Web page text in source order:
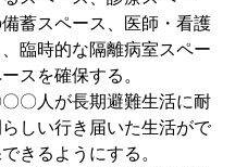
蓄スペース、医師・看護
臨時的な隔離病室スペー
スを確保する。
〇人が長期避難生活に耐
しい行き届いた生活がで
きるようにする。